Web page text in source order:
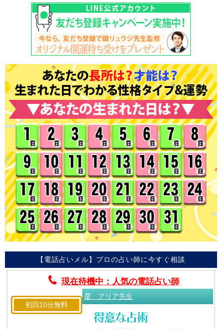
【電話占いメル】プロの占い師に今すぐ相談
現在待機中：人気の電話占い師
初回10分無料
星 アリア先生